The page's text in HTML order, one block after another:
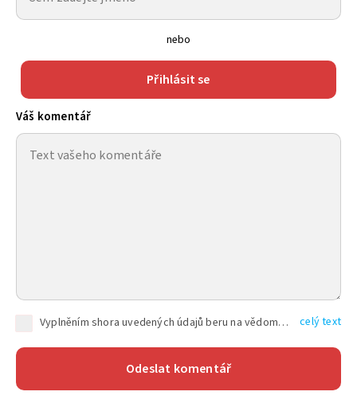
nebo
Přihlásit se
Váš komentář
Vyplněním shora uvedených údajů beru na vědomí, že společnost TEXT FACTORY s.r.o., sídlem Brno, Durďákova 336/29, Černá Pole, PSČ: 613 00, IČ: 06157831, zapsané u Krajského soudu v Brně, oddíl C, vložka 100399, bude zpracovávat mé osobní údaje uvedené v rámci mnou vyplněného registračního formuláře na základě oprávněných zájmů TEXT FACTORY s.r.o. dle čl. 6 odst. 1 písm. f) GDPR a pro splnění právních povinností (čl. 6 odst. 1 písm. c) GDPR), a to pro tyto účely: nezbytnost zajistit oprávnění návštěvníka webových stránek provozovaných společností TEXT FACTORY s.r.o. přispívat aktivně ke zveřejněným článkům nebo v rámci diskusních fór a výkon práv TEXT FACTORY s.r.o. jako administrátora těchto diskusních fór. Více informací o zpracování osobních údajů a právech lze nalézt v celý text